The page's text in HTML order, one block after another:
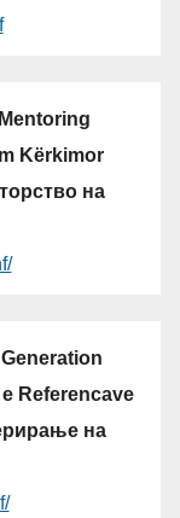
Kërkimor
на
Referencave
на